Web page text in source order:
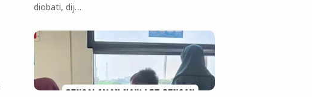
diobati, dij…